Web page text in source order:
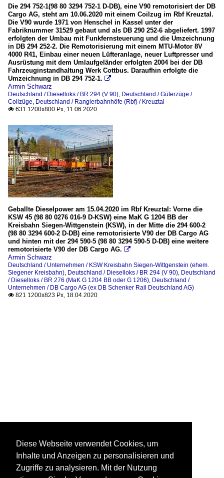
Die 294 752-1(98 80 3294 752-1 D-DB), eine V90 remotorisiert der DB
Cargo AG, steht am 10.06.2020 mit einem Coilzug im Rbf Kreuztal.
Die V90 wurde 1971 von Henschel in Kassel unter der
Fabriknummer 31529 gebaut und als DB 290 252-6 abgeliefert. 1997
erfolgten der Umbau mit Funkfernsteuerung und die Umzeichnung
in DB 294 252-2. Die Remotorisierung mit einem MTU-Motor 8V
4000 R41, Einbau einer neuen Lüfteranlage, neuer Luftpresser und
Ausrüstung mit dem Umlaufgeländer erfolgten 2004 bei der DB
Fahrzeuginstandhaltung Werk Cottbus. Daraufhin erfolgte die
Umzeichnung in DB 294 752-1. 
Armin Schwarz
Deutschland / Dieselloks / BR 294 (V 90), Deutschland / Güterzüge /
Coilzüge, Deutschland / Rangierbahnhöfe (Rbf) / Kreuztal
 631 1200x800 Px, 11.06.2020
Geballte Dieselpower am 15.04.2020 im Rbf Kreuztal: Vorne die
KSW 45 (98 80 0276 016-9 D-KSW) eine MaK G 1204 BB der
Kreisbahn Siegen-Wittgenstein (KSW), in der Mitte die 294 600-2
(98 80 3294 600-2 D-DB) eine remotorisierte V90 der DB Cargo AG
und hinten mit der 294 590-5 (98 80 3294 590-5 D-DB) eine weitere
remotorisierte V90 der DB Cargo AG. 
Armin Schwarz
Deutschland / Unternehmen / KSW Kreisbahn Siegen-Wittgenstein (ehem.
Siegener Kreisbahn), Deutschland / Dieselloks / BR 294 (V 90), Deutschland
/ Dieselloks / BR 276 (MaK G 1204 BB oder G 1206), Deutschland /
Unternehmen / DB Cargo AG (ex DB Schenker Rail Deutschland AG)
 821 1200x823 Px, 18.04.2020
Diese Webseite verwendet Cookies, um
Inhalte und Anzeigen zu personalisieren und
Zugriffe zu analysieren. Mit der Nutzung